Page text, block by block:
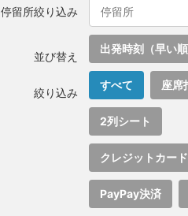
停留所絞り込み
並び替え
出発時刻（早い順
絞り込み
すべて 座席
2列シート
クレジットカード
PayPay決済